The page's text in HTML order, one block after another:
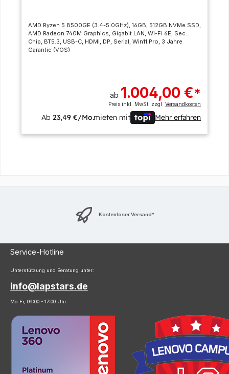
AMD Ryzen 5 8500GE (3.4-5.0GHz), 16GB, 512GB NVMe SSD,
AMD Radeon 740M Graphics, Gigabit LAN, Wi-Fi 6E, Sec.
Chip, BT5.3, USB-C, HDMI, DP, Serial, Win11 Pro, 3 Jahre
Garantie (VOS)
ab 1.004,00 €*
Preis inkl. MwSt. zzgl.Versandkosten
Ab23,49 €/Mo.mieten mit Mehr erfahren
Kostenloser Versand*
Service-Hotline
Unterstützung und Beratung unter:
info@lapstars.de
Mo-Fr, 09:00 - 17:00 Uhr